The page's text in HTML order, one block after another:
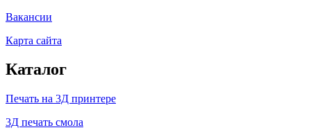
Вакансии
Карта сайта
Каталог
Печать на 3Д принтере
3Д печать смола